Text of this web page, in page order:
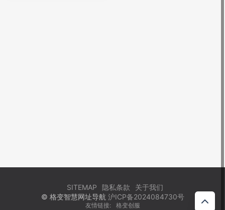
SITEMAP 隐私条款
关于我们
© 格变智慧网址导航 沪ICP备2024084730号
友情链接: 格变创服